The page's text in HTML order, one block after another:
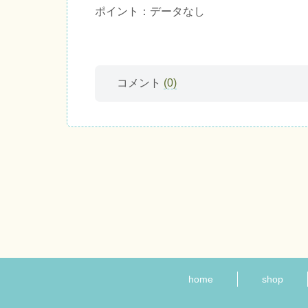
ポイント：データなし
コメント (0)
home shop